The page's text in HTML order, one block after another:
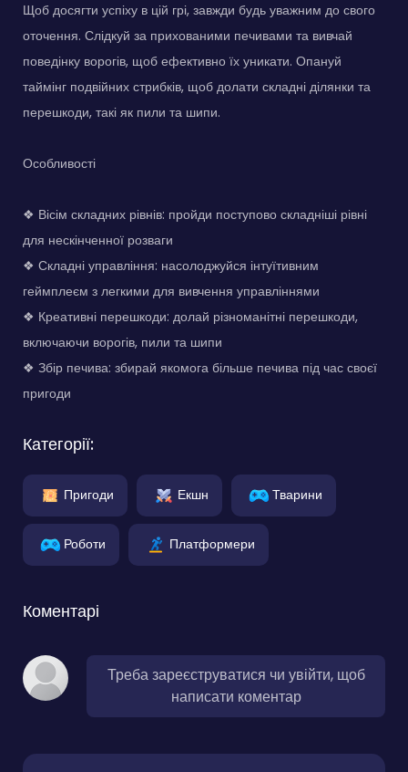
Щоб досягти успіху в цій грі, завжди будь уважним до свого
оточення. Слідкуй за прихованими печивами та вивчай
поведінку ворогів, щоб ефективно їх уникати. Опануй
таймінг подвійних стрибків, щоб долати складні ділянки та
перешкоди, такі як пили та шипи.
Особливості
❖ Вісім складних рівнів: пройди поступово складніші рівні
для нескінченної розваги
❖ Складні управління: насолоджуйся інтуїтивним
геймплеєм з легкими для вивчення управліннями
❖ Креативні перешкоди: долай різноманітні перешкоди,
включаючи ворогів, пили та шипи
❖ Збір печива: збирай якомога більше печива під час своєї
пригоди
Категорії:
Пригоди Екшн Тварини
Роботи Платформери
Коментарі
Треба зареєструватися чи увійти, щоб
написати коментар